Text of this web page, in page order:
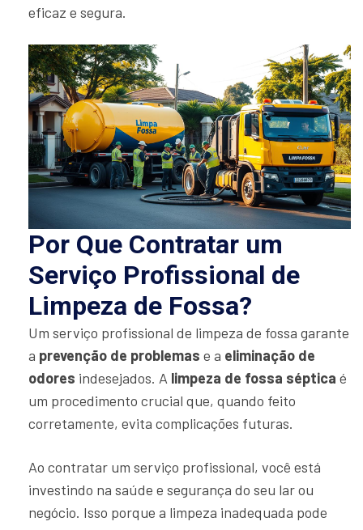
eficaz e segura.
Por Que Contratar um
Serviço Profissional de
Limpeza de Fossa?
Um serviço profissional de limpeza de fossa garante
a prevenção de problemas e a eliminação de
odores indesejados. A limpeza de fossa séptica é
um procedimento crucial que, quando feito
corretamente, evita complicações futuras.
Ao contratar um serviço profissional, você está
investindo na saúde e segurança do seu lar ou
negócio. Isso porque a limpeza inadequada pode